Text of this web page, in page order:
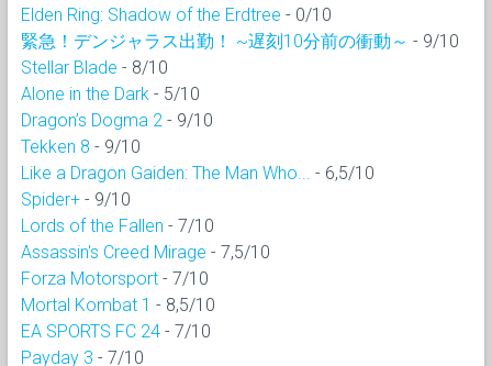
Elden Ring: Shadow of the Erdtree - 0/10
緊急！デンジャラス出勤！ ~遅刻10分前の衝動～ - 9/10
Stellar Blade - 8/10
Alone in the Dark - 5/10
Dragon’s Dogma 2 - 9/10
Tekken 8 - 9/10
Like a Dragon Gaiden: The Man Who...
- 6,5/10
Spider+ - 9/10
Lords of the Fallen - 7/10
Assassin's Creed Mirage - 7,5/10
Forza Motorsport - 7/10
Mortal Kombat 1 - 8,5/10
EA SPORTS FC 24 - 7/10
Payday 3 - 7/10